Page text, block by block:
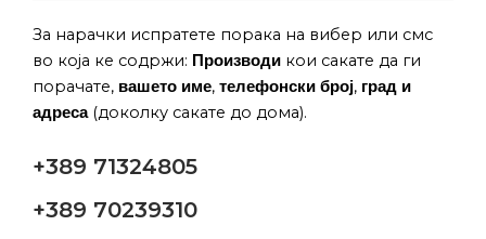
За нарачки испратете порака на вибер или смс
во која ке содржи: Производи кои сакате да ги
порачате, вашето име, телефонски број, град и
адреса(доколку сакате до дома).
+389 71324805
+389 70239310